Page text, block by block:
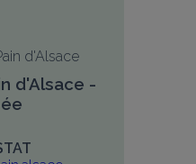
d'Alsace -